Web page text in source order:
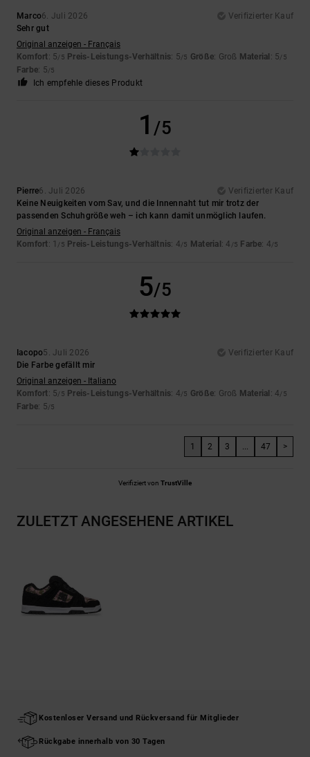
Marco6. Juli 2026
Verifizierter Kauf
Sehr gut
Original anzeigen - Français
Komfort: 5/5 Preis-Leistungs-Verhältnis: 5/5 Größe: Groß Material : 5/5
Farbe: 5/5
Ich empfehle dieses Produkt
1 /5
Pierre6. Juli 2026
Verifizierter Kauf
Keine Neuigkeiten vom Sav, und die Innennaht tut mir trotz der
passenden Schuhgröße weh – ich kann damit unmöglich laufen.
Original anzeigen - Français
Komfort: 1 /5 Preis-Leistungs-Verhältnis: 4/5 Material: 4 /5 Farbe: 4/5
5/5
Iacopo5. Juli 2026
Verifizierter Kauf
Die Farbe gefällt mir
Original anzeigen - Italiano
Komfort: 5/5 Preis-Leistungs-Verhältnis: 4/5 Größe: Groß Material : 4/5
Farbe: 5/5
1 2 3 ... 47 >
Verifiziert von TrustVille
ZULETZT ANGESEHENE ARTIKEL
Kostenloser Versand und Rückversand für Mitglieder
Rückgabe innerhalb von 30 Tagen